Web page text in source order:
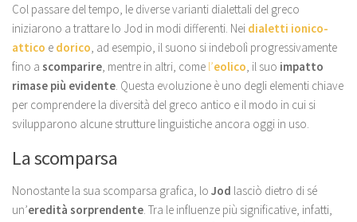
Col passare del tempo, le diverse varianti dialettali del greco
iniziarono a trattare lo Jod in modi differenti. Nei dialetti ionico-
attico e dorico , ad esempio, il suono si indebolì progressivamente
fino a scomparire , mentre in altri, come l’eolico , il suo impatto
rimase più evidente . Questa evoluzione è uno degli elementi chiave
per comprendere la diversità del greco antico e il modo in cui si
svilupparono alcune strutture linguistiche ancora oggi in uso.
La scomparsa
Nonostante la sua scomparsa grafica, lo Jod lasciò dietro di sé
un’eredità sorprendente . Tra le influenze più significative, infatti,